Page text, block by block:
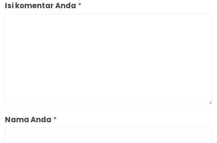
Isi komentar Anda *
Nama Anda *